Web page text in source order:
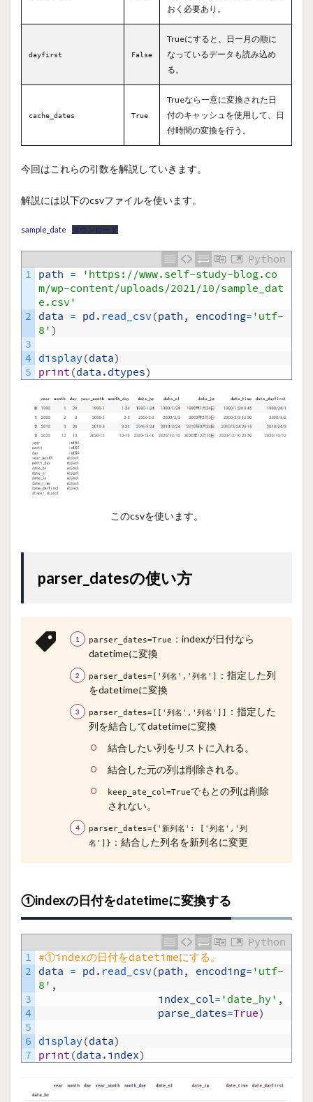
おく必要あり。
dayfirst False
Trueにすると、日ー月の順に
なっているデータも読み込め
る。
cache_dates True
Trueなら一意に変換された日
付のキャッシュを使用して、日
付時間の変換を行う。
今回はこれらの引数を解説していきます。
解説には以下のcsvファイルを使います。
sample_date ダウンロード
Python
1
2
3
4
5
path = 'https://www.self-study-blog.co
m/wp-content/uploads/2021/10/sample_dat
e.csv'
data = pd. read_csv(path, encoding='utf-
8' )
display(data)
print(data.dtypes)
このcsvを使います。
parser_datesの使い方
parser_dates=True ：indexが日付なら
datetimeに変換
parser_dates=['列名','列名']
：指定した列
をdatetimeに変換
parser_dates=[['列名','列名']]
：指定した
列を結合してdatetimeに変換
結合したい列をリストに入れる。
結合した元の列は削除される。
keep_ate_col=Trueでもとの列は削除
されない。
parser_dates={'新列名': ['列名','列
名']} ：結合した列名を新列名に変更
①indexの日付をdatetimeに変換する
Python
1
2
3
4
5
6
7
#①indexの日付をdatetimeにする。
data = pd. read_csv(path, encoding='utf-
8' ,
index_col='date_hy' ,
parse_dates=True)
display(data)
print(data.index)